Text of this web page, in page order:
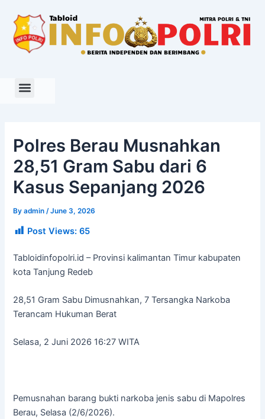
content
Polres Berau Musnahkan
28,51 Gram Sabu dari 6
Kasus Sepanjang 2026
Byadmin/June 3, 2026
Post Views: 65
Tabloidinfopolri.id – Provinsi kalimantan Timur kabupaten
kota Tanjung Redeb
28,51 Gram Sabu Dimusnahkan, 7 Tersangka Narkoba
Terancam Hukuman Berat
Selasa, 2 Juni 2026 16:27 WITA
Pemusnahan barang bukti narkoba jenis sabu di Mapolres
Berau, Selasa (2/6/2026).